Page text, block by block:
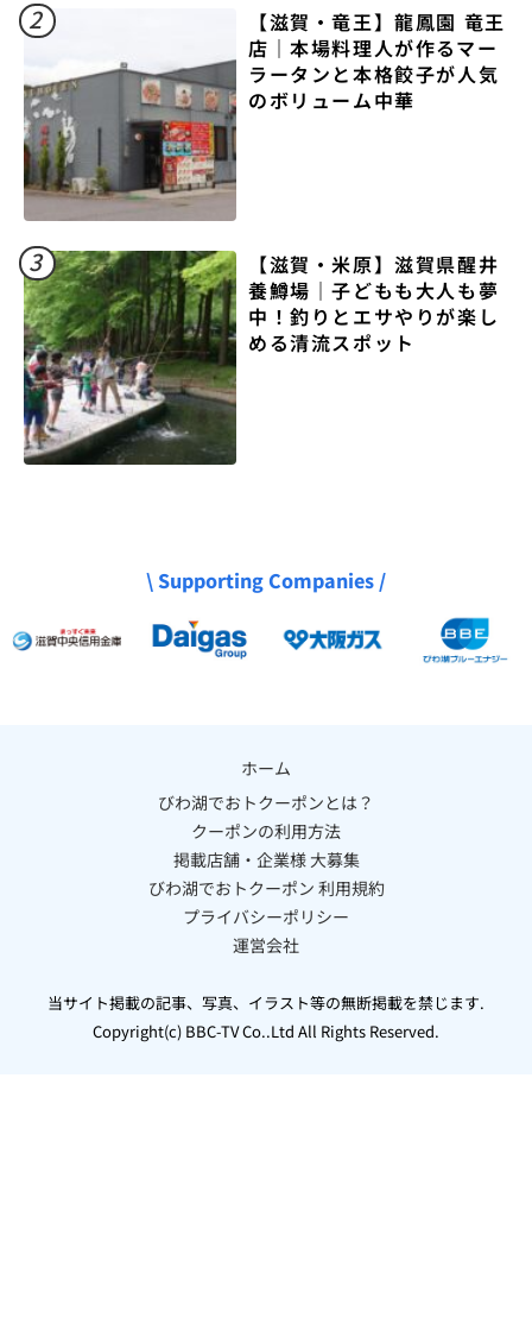
2
【滋賀・竜王】龍鳳園 竜王
店｜本場料理人が作るマー
ラータンと本格餃子が人気
のボリューム中華
3
【滋賀・米原】滋賀県醒井
養鱒場｜子どもも大人も夢
中！釣りとエサやりが楽し
める清流スポット
\ Supporting Companies /
ホーム
びわ湖でおトクーポンとは？
クーポンの利用方法
掲載店舗・企業様 大募集
びわ湖でおトクーポン 利用規約
プライバシーポリシー
運営会社
当サイト掲載の記事、写真、イラスト等の無断掲載を禁じます.
Copyright(c) BBC-TV Co..Ltd All Rights Reserved.